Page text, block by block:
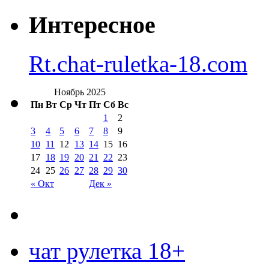
Интересное
Rt.chat-ruletka-18.com
Ноябрь 2025
Пн Вт Ср Чт Пт Сб Вс
« Окт Дек »
1
2
3
4 5 6 7 8
9
10 11 12 13 14 15 16
17 18 19 20 21 22 23
24 25 26 27 28 29 30
чат рулетка 18+